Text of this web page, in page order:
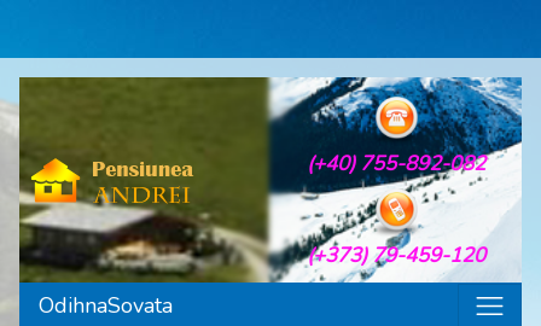
(+40) 755-892-082
(+373) 79-459-120
OdihnaSovata